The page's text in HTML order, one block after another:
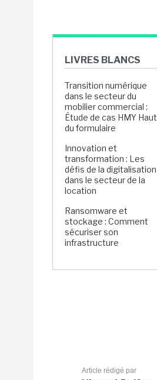
LIVRES BLANCS
Transition numérique
dans le secteur du
mobilier commercial :
Étude de cas HMY Haut
du formulaire
Innovation et
transformation : Les
défis de la digitalisation
dans le secteur de la
location
Ransomware et
stockage : Comment
sécuriser son
infrastructure
Article rédigé par